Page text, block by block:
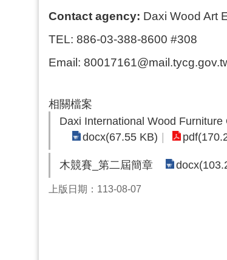
Contact agency: Daxi Wood Art
TEL: 886-03-388-8600 #308
Email:
相關檔案
Daxi International Wood
docx(67.55 KB)
木競賽_第二屆簡章
上版日期：113-08-07